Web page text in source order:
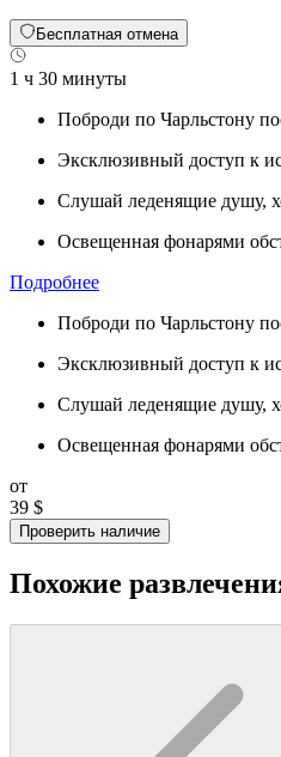
Бесплатная отмена
1 ч 30 минуты
Поброди по Чарльстону
Эксклюзивный доступ к
Слушай леденящие душу,
Освещенная фонарями
Подробнее
Поброди по Чарльстону
Эксклюзивный доступ к
Слушай леденящие душу,
Освещенная фонарями
от
39 $
Проверить наличие
Похожие